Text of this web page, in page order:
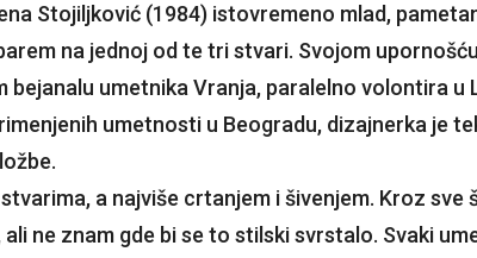
Stojiljković (1984) istovremeno mlad,
na jednoj od te tri stvari. Svojom
bejanalu umetnika Vranja, paralelno volontira u
umetnosti u Beogradu, dizajnerka je
a najviše crtanjem i šivenjem. Kroz sve
ne znam gde bi se to stilski svrstalo. Svaki